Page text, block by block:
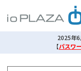
2025年
【パスワ